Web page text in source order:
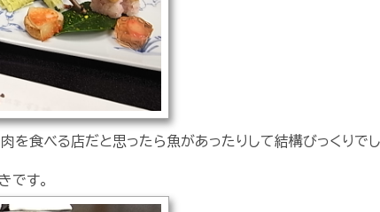
を食べる店だと思ったら魚があったりして結構びっくりでし
です。